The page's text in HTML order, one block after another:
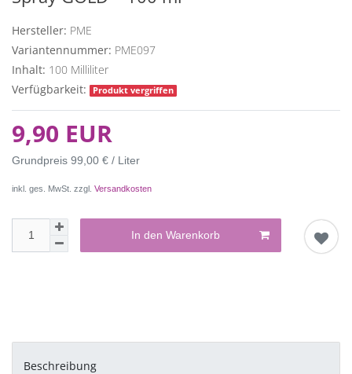
Hersteller: PME
Variantennummer: PME097
Inhalt: 100 Milliliter
Verfügbarkeit:
Produkt vergriffen
9,90 EUR
Grundpreis 99,00 € / Liter
inkl. ges. MwSt. zzgl. Versandkosten
In den Warenkorb
Beschreibung